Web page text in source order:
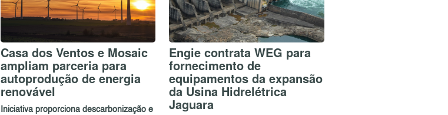
Casa dos Ventos e Mosaic
ampliam parceria para
autoprodução de energia
renovável
Iniciativa proporciona descarbonização e
Engie contrata WEG para
fornecimento de
equipamentos da expansão
da Usina Hidrelétrica
Jaguara